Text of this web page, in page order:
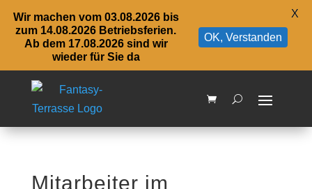
Mitarbeiter im
Wir machen vom 03.08.2026 bis
zum 14.08.2026 Betriebsferien.
Ab dem 17.08.2026 sind wir
wieder für Sie da
OK, Verstanden
X